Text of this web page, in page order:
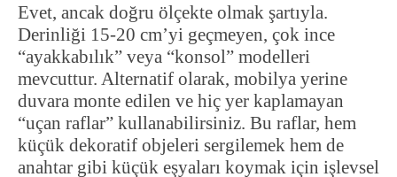
Evet, ancak doğru ölçekte olmak şartıyla.
Derinliği 15-20 cm’yi geçmeyen, çok ince
“ayakkabılık” veya “konsol” modelleri
mevcuttur. Alternatif olarak, mobilya yerine
duvara monte edilen ve hiç yer kaplamayan
“uçan raflar” kullanabilirsiniz. Bu raflar, hem
küçük dekoratif objeleri sergilemek hem de
anahtar gibi küçük eşyaları koymak için işlevsel